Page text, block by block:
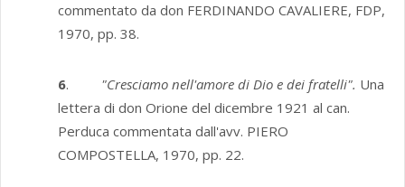
commentato da don FERDINANDO CAVALIERE, FDP,
1970, pp. 38.
6. "Cresciamo nell'amore di Dio e dei fratelli". Una
lettera di don Orione del dicembre 1921 al can.
Perduca commentata dall'avv. PIERO
COMPOSTELLA, 1970, pp. 22.